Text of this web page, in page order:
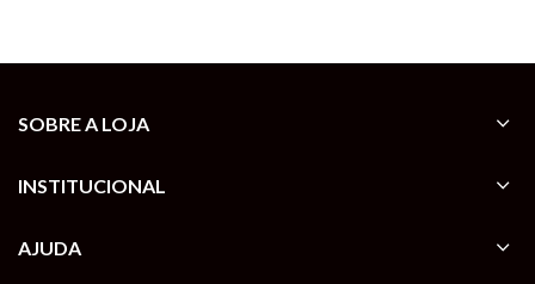
SOBRE A LOJA
INSTITUCIONAL
AJUDA